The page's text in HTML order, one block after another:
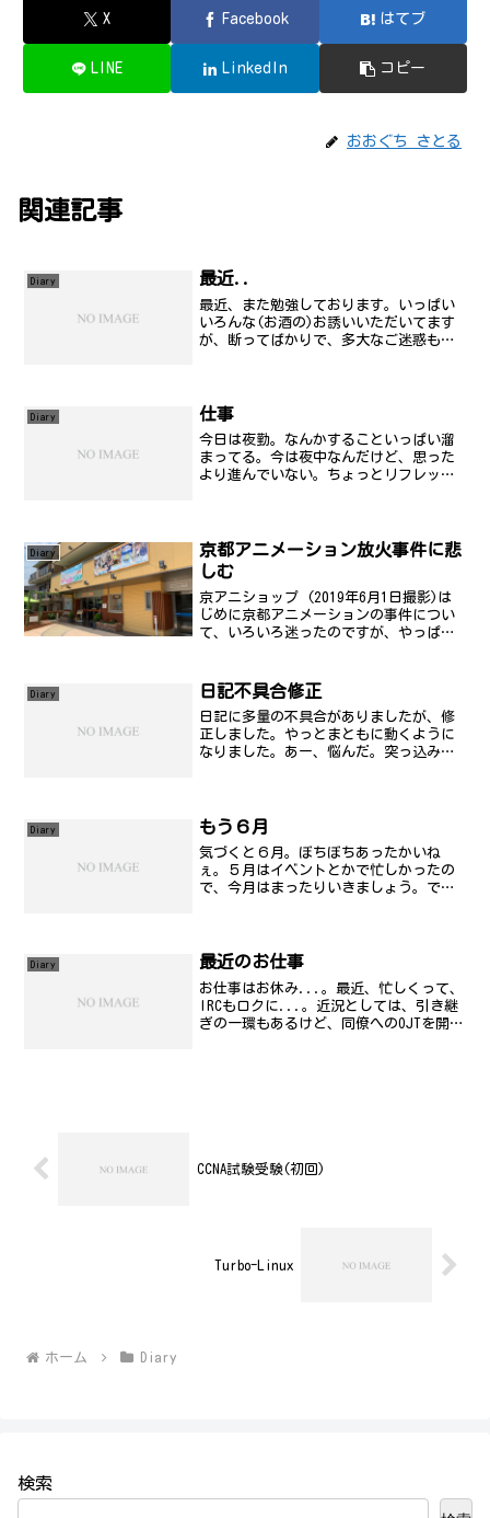
X Facebook はてブ
LINE LinkedIn コピー
おおぐち さとる
関連記事
Diary 最近..
最近、また勉強しております。いっぱい
いろんな(お酒の)お誘いいただいてます
が、断ってばかりで、多大なご迷惑もか
ます。そういう私は、以...
Diary 仕事
今日は夜勤。なんかすることいっぱい溜
まってる。今は夜中なんだけど、思った
より進んでいない。ちょっとリフレッシ
って、今度のパッチ当て作...
Diary
京都アニメーション放火事件に悲
しむ
京アニショップ (2019年6月1日撮影)は
じめに京都アニメーションの事件につい
て、いろいろ迷ったのですが、やっぱり
も長くなると思うのでご勘弁ください。
興味がある人だけ...
Diary 日記不具合修正
日記に多量の不具合がありましたが、修
正しました。やっとまともに動くように
なりました。あー、悩んだ。突っ込みラ
Diary もう６月
気づくと６月。ぼちぼちあったかいね
ぇ。５月はイベントとかで忙しかったの
で、今月はまったりいきましょう。で、
め込んでハタときづく。やっ...
Diary 最近のお仕事
お仕事はお休み...。最近、忙しくって、
IRCもロクに...。近況としては、引き継
ぎの一環もあるけど、同僚へのOJTを開
CCNA試験受験(初回)
Turbo-Linux
ホーム Diary
検索